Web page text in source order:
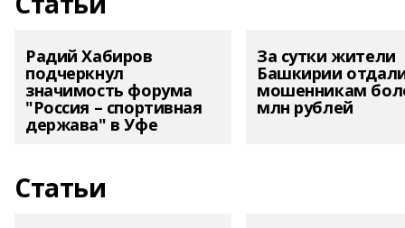
Радий Хабиров
подчеркнул
значимость форума
"Россия – спортивная
держава" в Уфе
За сутки жители
Башкирии
мошенникам
млн рублей
Статьи